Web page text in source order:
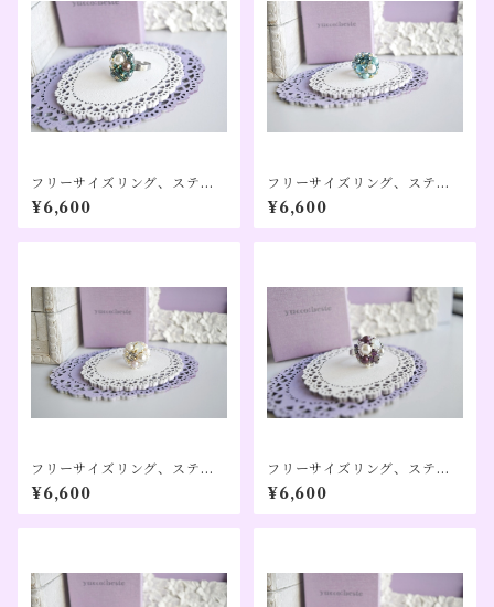
フリーサイズリング、ステン
レス、アレルギー対応、エメ
ラルドカラー（５月誕生日カ
ラー）【Pon】
¥6,600
フリーサイズリング、ステン
レス、アレルギー対応、ター
コイズカラー（１２月誕生日
カラー）【Pon】
¥6,600
フリーサイズリング、ステン
レス、アレルギー対応、パー
ルカラー（６月誕生日カラ
ー）、【Pon】
¥6,600
フリーサイズリング、ステン
レス、アレルギー対応、アメ
ジストカラー（２月誕生日カ
ラー）【Pon】
¥6,600